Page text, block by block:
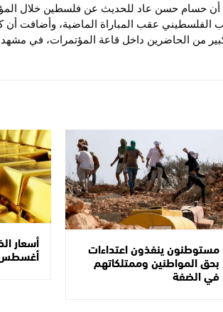
أن حسام حسن عاد للحديث عن فلسطين خلال
الفلسطيني عقب المباراة الماضية، وأضافت أن
من الحاضرين داخل قاعة المؤتمرات، في
مستوطنون ينفذون اعتداءات
بحق المواطنين وممتلكاتهم
في الضفة
أغسطس